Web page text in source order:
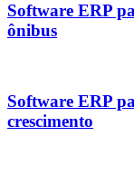
Software ERP
ônibus
Software ERP
crescimento